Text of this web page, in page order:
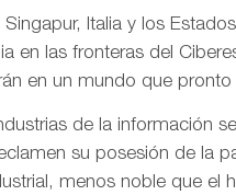
Italia y los
en las fronteras del
en un mundo que
de la información
su posesión de la
menos noble que el